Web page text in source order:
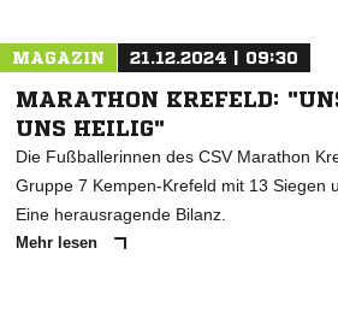
MAGAZIN 21.12.2024 | 09:30
MARATHON KREFELD:
UNS HEILIG"
Die Fußballerinnen des CSV Marathon
Gruppe 7 Kempen-Krefeld mit 13 Siegen
Eine herausragende Bilanz.
Mehr lesen